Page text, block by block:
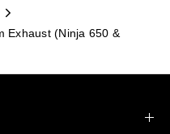
Exhaust (Ninja 650 &